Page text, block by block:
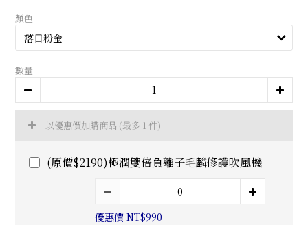
顏色
數量
以優惠價加購商品 (最多 1 件)
(原價$2190)極潤雙倍負離子毛麟修護吹風機
優惠價 NT$990